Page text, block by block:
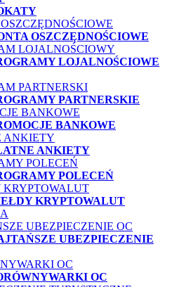
OSZCZĘDNOŚCIOWE
LOJALNOŚCIOWE
PARTNERSKIE
BANKOWE
ANKIETY
POLECEŃ
KRYPTOWALUT
UBEZPIECZENIE
OC